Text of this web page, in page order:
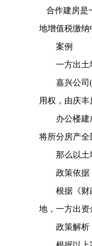
合作建房是
地增值税缴纳
案例
一方出土地
嘉兴公司(非
用权，由庆丰
办公楼建成
将所分房产全
那么以土地
政策依据
根据《财政
地，一方出
政策解析